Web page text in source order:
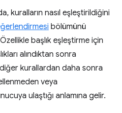
kuralların nasıl eşleştirildiğini
bölümünü
başlık eşleştirme için
alındıktan sonra
diğer kurallardan daha sonra
veya
ulaştığı anlamına gelir.